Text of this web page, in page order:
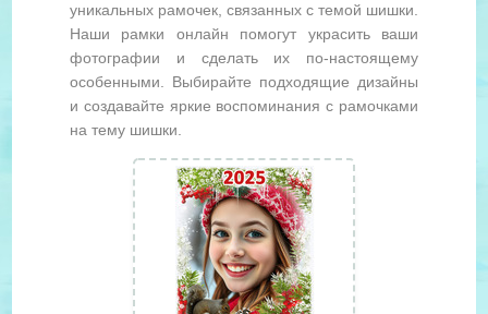
уникальных рамочек, связанных с темой шишки.
Наши рамки онлайн помогут украсить ваши
фотографии и сделать их по-настоящему
особенными. Выбирайте подходящие дизайны
и создавайте яркие воспоминания с рамочками
на тему шишки.